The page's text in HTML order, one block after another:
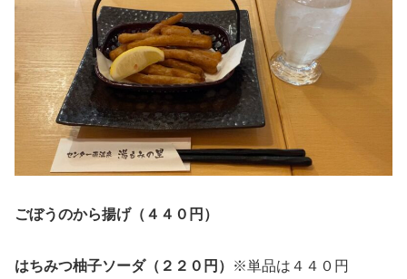
ごぼうのから揚げ（４４０円）
はちみつ柚子ソーダ（２２０円） ※単品は４４０円